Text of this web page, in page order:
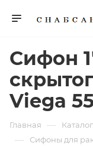
Сифон
Viega
Главная — Каталог
— Сифоны для